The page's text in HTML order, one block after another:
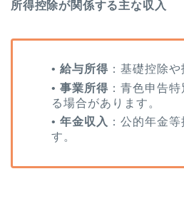
所得控除が関係する主な収入
• 給与所得 ：基礎控除
• 事業所得 ：青色申告
る場合があります。
• 年金収入 ：公的年金
す。